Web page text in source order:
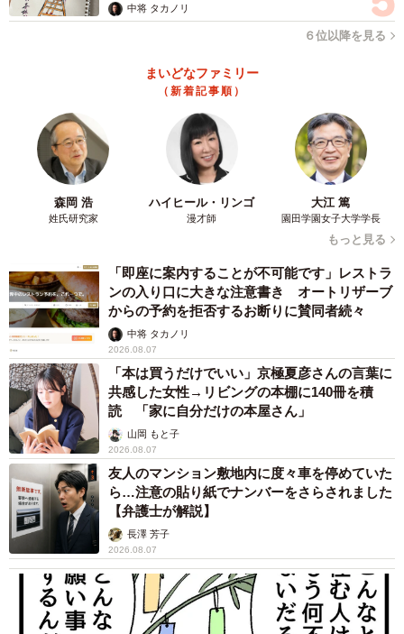
中将 タカノリ
６位以降を見る
まいどなファミリー
（新着記事順）
森岡 浩
姓氏研究家
ハイヒール・リンゴ
漫才師
大江 篤
園田学園女子大学学長
もっと見る
「即座に案内することが不可能です」レストラ
ンの入り口に大きな注意書き オートリザーブ
からの予約を拒否するお断りに賛同者続々
中将 タカノリ
2026.08.07
「本は買うだけでいい」京極夏彦さんの言葉に
共感した女性→リビングの本棚に140冊を積
読 「家に自分だけの本屋さん」
山岡 もと子
2026.08.07
友人のマンション敷地内に度々車を停めていた
ら…注意の貼り紙でナンバーをさらされました
【弁護士が解説】
長澤 芳子
2026.08.07